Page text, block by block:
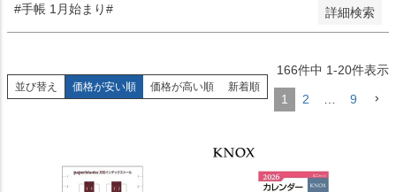
#手帳 1月始まり# 詳細検索
並び替え 価格が安い順 価格が高い順 新着順
166件中 1-20件表示
1 2 … 9